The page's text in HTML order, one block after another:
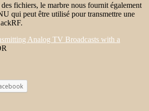
fichiers, le marbre nous fournit également
qui peut être utilisé pour transmettre une
Analog TV Broadcasts with a